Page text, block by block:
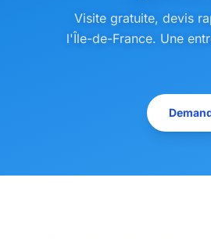
Visite gratuite, devis
l'Île-de-France. Une